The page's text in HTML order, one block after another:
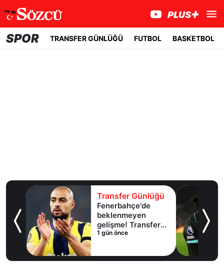
SPOR TRANSFER GÜNLÜĞÜ FUTBOL BASKETBOL
Transfer Günlüğü
Fenerbahçe'de
beklenmeyen
gelişme! Transfer
iptal oldu
1 gün önce